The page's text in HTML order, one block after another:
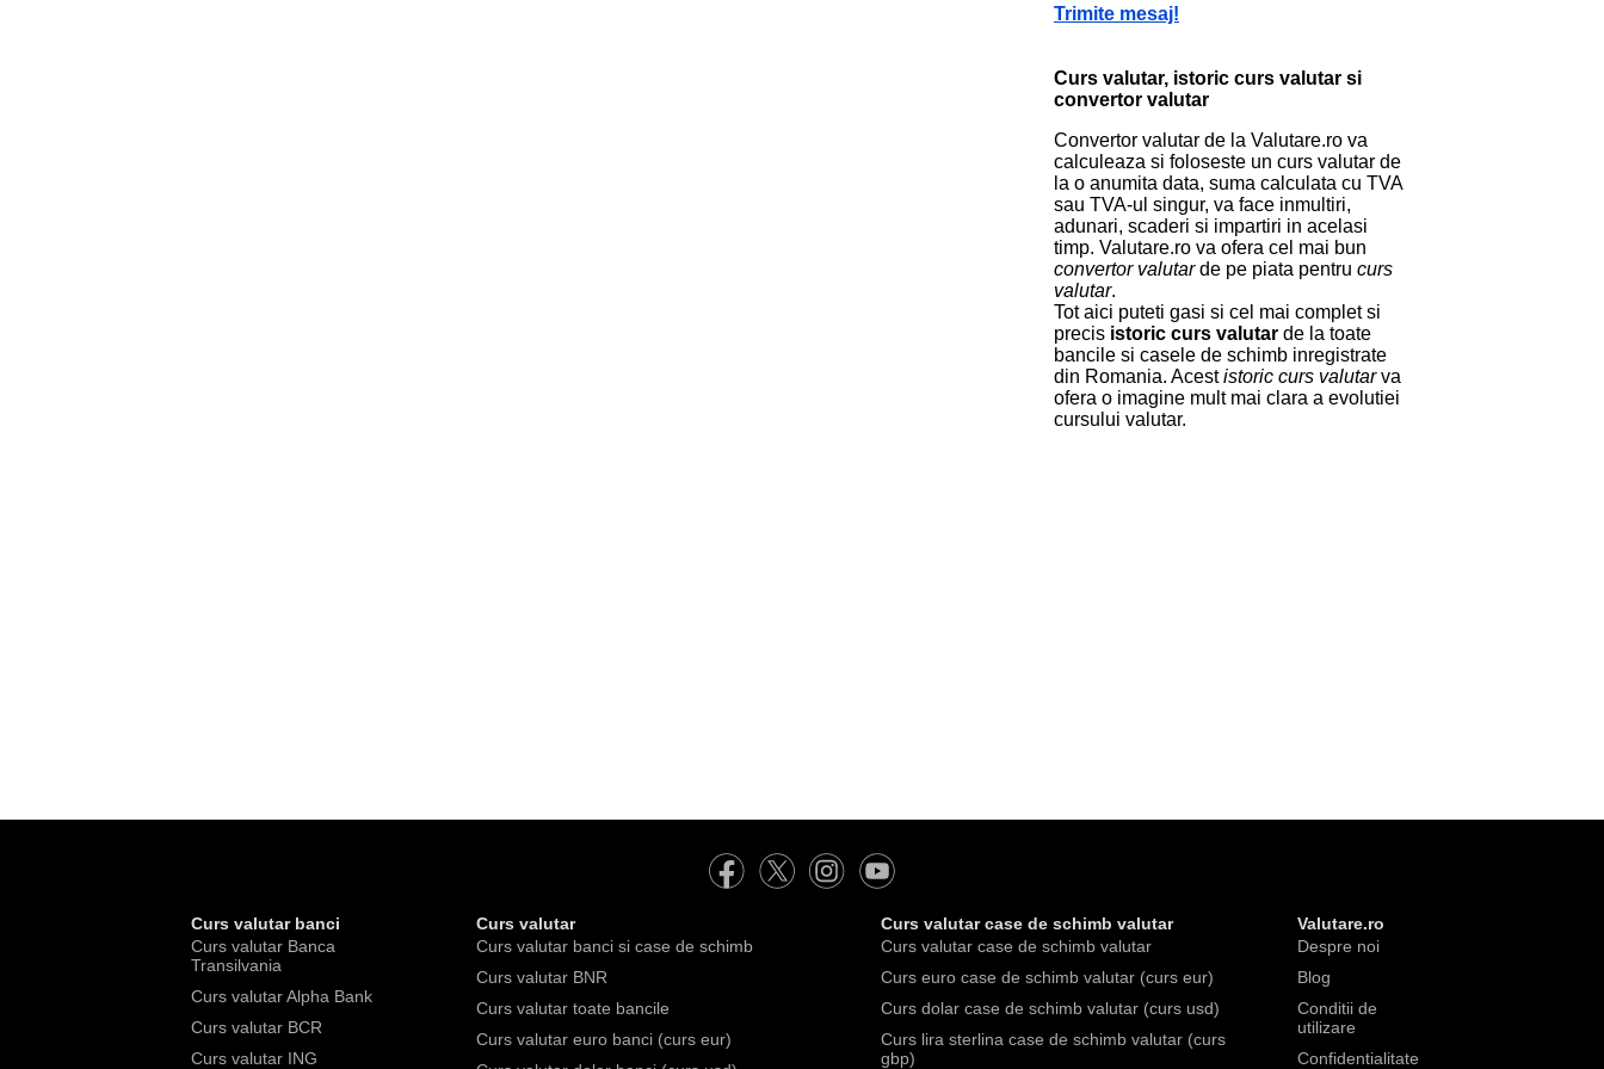
Trimite mesaj!
Curs valutar, istoric curs valutar si
convertor valutar
Convertor valutar de la Valutare.ro va
calculeaza si foloseste un curs valutar de
la o anumita data, suma calculata cu TVA
sau TVA-ul singur, va face inmultiri,
adunari, scaderi si impartiri in acelasi
timp. Valutare.ro va ofera cel mai bun
convertor valutarde pe piata pentru curs
valutar.
Tot aici puteti gasi si cel mai complet si
precis istoric curs valutar de la toate
bancile si casele de schimb inregistrate
din Romania. Acestistoric curs valutarva
ofera o imagine mult mai clara a evolutiei
cursului valutar.
Curs valutar banci
Curs valutar Banca
Transilvania
Curs valutar Alpha Bank
Curs valutar BCR
Curs valutar ING
Curs valutar
Curs valutar banci si case de schimb
Curs valutar BNR
Curs valutar toate bancile
Curs valutar euro banci (curs eur)
Curs valutar case de schimb valutar
Curs valutar case de schimb valutar
Curs euro case de schimb valutar (curs eur)
Curs dolar case de schimb valutar (curs usd)
Curs lira sterlina case de schimb valutar (curs
gbp)
Valutare.ro
Despre noi
Blog
Conditii de
utilizare
Confidentialitate